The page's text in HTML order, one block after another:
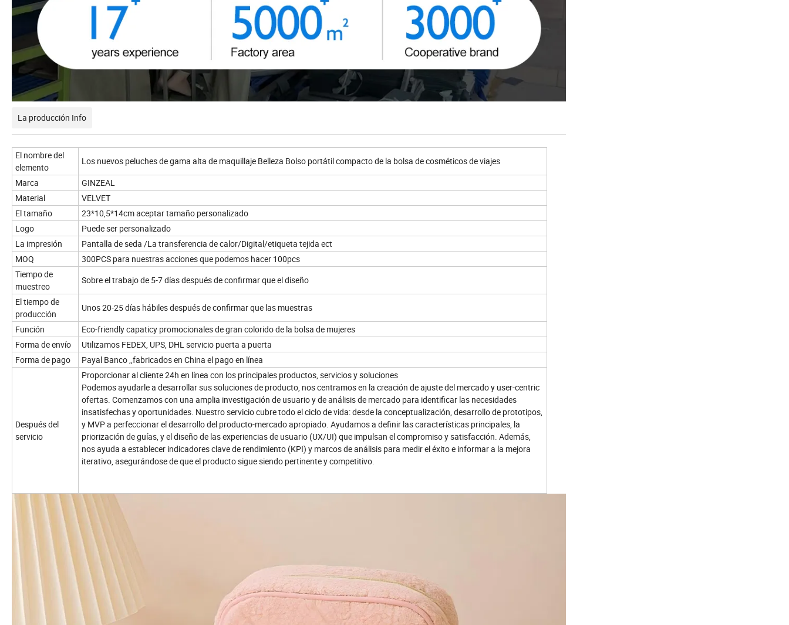
La producción Info
El nombre del
elemento
Los nuevos peluches de gama alta de maquillaje Belleza Bolso portátil compacto de la bolsa de cosméticos de viajes
Marca
GINZEAL
Material
VELVET
El tamaño
23*10,5*14cm aceptar tamaño personalizado
Logo
Puede ser personalizado
La impresión
Pantalla de seda /La transferencia de calor/Digital/etiqueta tejida ect
MOQ
300PCS para nuestras acciones que podemos hacer 100pcs
Tiempo de
muestreo
Sobre el trabajo de 5-7 días después de confirmar que el diseño
El tiempo de
producción
Unos 20-25 días hábiles después de confirmar que las muestras
Función
Eco-friendly capaticy promocionales de gran colorido de la bolsa de mujeres
Forma de envío
Utilizamos FEDEX, UPS, DHL servicio puerta a puerta
Forma de pago
Payal Banco ,,fabricados en China el pago en línea
Después del
servicio
Proporcionar al cliente 24h en línea con los principales productos, servicios y soluciones
Podemos ayudarle a desarrollar sus soluciones de producto, nos centramos en la creación de ajuste del mercado y user-centric
ofertas. Comenzamos con una amplia investigación de usuario y de análisis de mercado para identificar las necesidades
insatisfechas y oportunidades. Nuestro servicio cubre todo el ciclo de vida: desde la conceptualización, desarrollo de prototipos,
y MVP a perfeccionar el desarrollo del producto-mercado apropiado. Ayudamos a definir las características principales, la
priorización de guías, y el diseño de las experiencias de usuario (UX/UI) que impulsan el compromiso y satisfacción. Además,
nos ayuda a establecer indicadores clave de rendimiento (KPI) y marcos de análisis para medir el éxito e informar a la mejora
iterativo, asegurándose de que el producto sigue siendo pertinente y competitivo.